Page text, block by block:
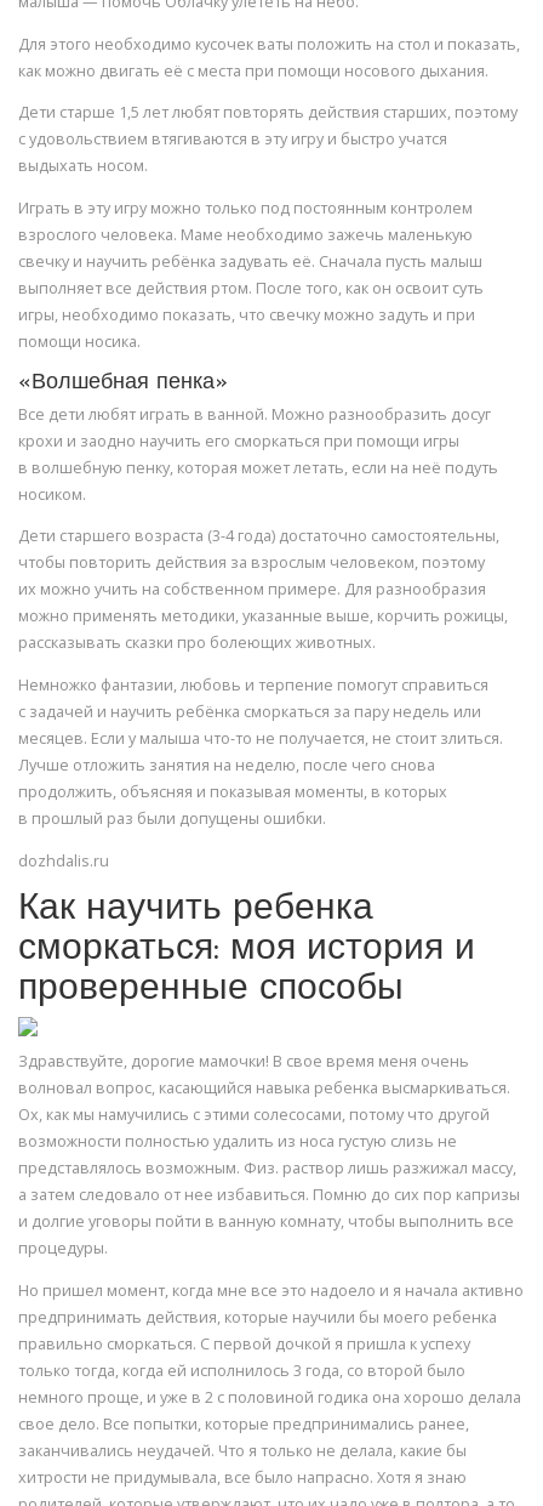
Для этого необходимо кусочек ваты положить на стол и показать,
как можно двигать её с места при помощи носового дыхания.
Дети старше 1,5 лет любят повторять действия старших, поэтому
с удовольствием втягиваются в эту игру и быстро учатся
выдыхать носом.
Играть в эту игру можно только под постоянным контролем
взрослого человека. Маме необходимо зажечь маленькую
свечку и научить ребёнка задувать её. Сначала пусть малыш
выполняет все действия ртом. После того, как он освоит суть
игры, необходимо показать, что свечку можно задуть и при
помощи носика.
«Волшебная пенка»
Все дети любят играть в ванной. Можно разнообразить досуг
крохи и заодно научить его сморкаться при помощи игры
в волшебную пенку, которая может летать, если на неё подуть
носиком.
Дети старшего возраста (3-4 года) достаточно самостоятельны,
чтобы повторить действия за взрослым человеком, поэтому
их можно учить на собственном примере. Для разнообразия
можно применять методики, указанные выше, корчить рожицы,
рассказывать сказки про болеющих животных.
Немножко фантазии, любовь и терпение помогут справиться
с задачей и научить ребёнка сморкаться за пару недель или
месяцев. Если у малыша что-то не получается, не стоит злиться.
Лучше отложить занятия на неделю, после чего снова
продолжить, объясняя и показывая моменты, в которых
в прошлый раз были допущены ошибки.
dozhdalis.ru
Как научить ребенка
сморкаться: моя история и
проверенные способы
Здравствуйте, дорогие мамочки! В свое время меня очень
волновал вопрос, касающийся навыка ребенка высмаркиваться.
Ох, как мы намучились с этими солесосами, потому что другой
возможности полностью удалить из носа густую слизь не
представлялось возможным. Физ. раствор лишь разжижал массу,
а затем следовало от нее избавиться. Помню до сих пор капризы
и долгие уговоры пойти в ванную комнату, чтобы выполнить все
процедуры.
Но пришел момент, когда мне все это надоело и я начала активно
предпринимать действия, которые научили бы моего ребенка
правильно сморкаться. С первой дочкой я пришла к успеху
только тогда, когда ей исполнилось 3 года, со второй было
немного проще, и уже в 2 с половиной годика она хорошо делала
свое дело. Все попытки, которые предпринимались ранее,
заканчивались неудачей. Что я только не делала, какие бы
хитрости не придумывала, все было напрасно. Хотя я знаю